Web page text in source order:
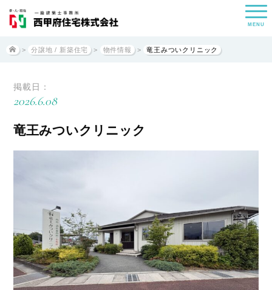
MENU
> 分譲地 / 新築住宅 > 物件情報 > 竜王みついクリニック
掲載日：
2026.6.08
竜王みついクリニック